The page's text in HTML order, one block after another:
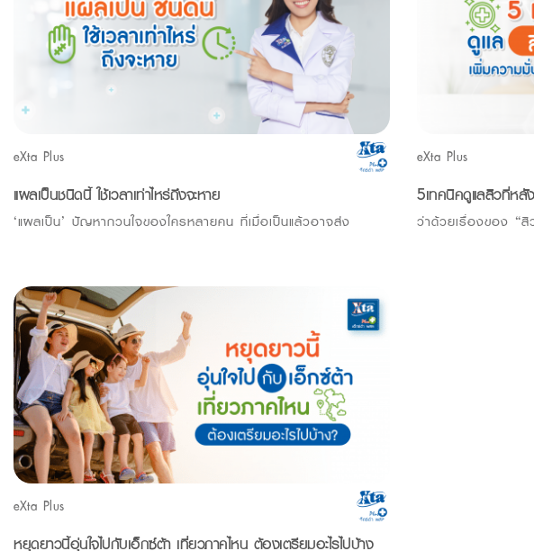
eXta Plus
แผลเป็นชนิดนี้ ใช้เวลาเท่าไหร่ถึงจะหาย
‘แผลเป็น’ ปัญหากวนใจของใครหลายคน ที่เมื่อเป็นแล้วอาจส่ง
eXta Plus
5เทคนิคดูแลสิวที่หลั
ว่าด้วยเรื่องของ “
eXta Plus
หยุดยาวนี้อุ่นใจไปกับเอ็กซ์ต้า เที่ยวภาคไหน ต้องเตรียมอะไรไปบ้าง